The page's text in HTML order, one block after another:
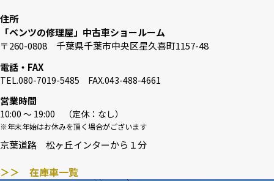
住所
「ベンツの修理屋」中古車ショールーム
〒260-0808 千葉県千葉市中央区星久喜町1157-48
電話・FAX
TEL.080-7019-5485 FAX.043-488-4661
営業時間
10:00 〜 19:00 （定休：なし）
※年末年始はお休みを頂く場合がございます
京葉道路 松ヶ丘インターから１分
＞＞ 在庫車一覧